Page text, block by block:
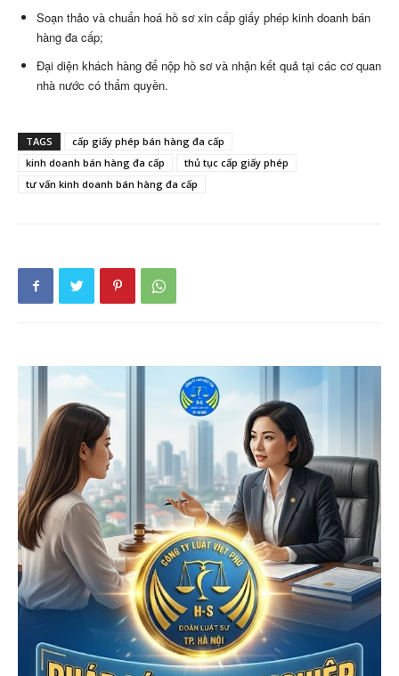
Soạn thảo và chuẩn hoá hồ sơ xin cấp giấy phép kinh doanh bán
hàng đa cấp;
Đại diện khách hàng để nộp hồ sơ và nhận kết quả tại các cơ quan
nhà nước có thẩm quyền.
TAGS
cấp giấy phép bán hàng đa cấp
kinh doanh bán hàng đa cấp
thủ tục cấp giấy phép
tư vấn kinh doanh bán hàng đa cấp